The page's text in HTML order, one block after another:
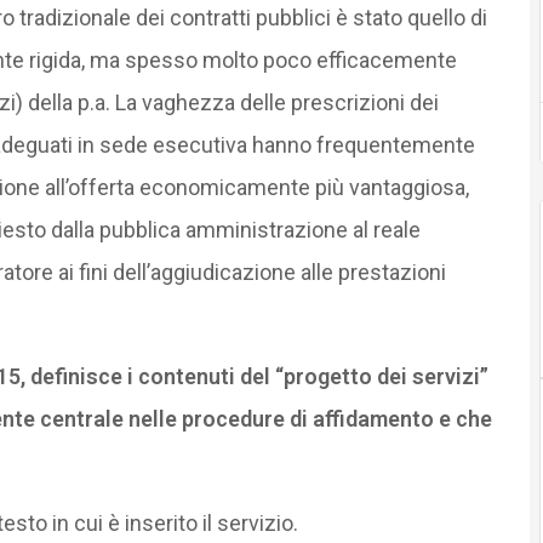
tradizionale dei contratti pubblici è stato quello di
rigida, ma spesso molto poco efficacemente
della p.a. La vaghezza delle prescrizioni dei
in sede esecutiva hanno frequentemente
all’offerta economicamente più vantaggiosa,
dalla pubblica amministrazione al reale
ai fini dell’aggiudicazione alle prestazioni
definisce i contenuti del “progetto dei servizi”
centrale nelle procedure di affidamento e che
in cui è inserito il servizio.